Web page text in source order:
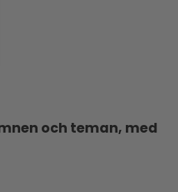
och teman, med